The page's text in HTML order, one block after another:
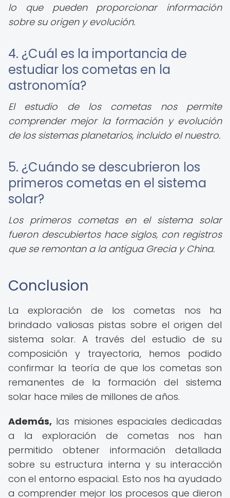
lo que pueden proporcionar información
sobre su origen y evolución.
4. ¿Cuál es la importancia de
estudiar los cometas en la
astronomía?
El estudio de los cometas nos permite
comprender mejor la formación y evolución
de los sistemas planetarios, incluido el nuestro.
5. ¿Cuándo se descubrieron los
primeros cometas en el sistema
solar?
Los primeros cometas en el sistema solar
fueron descubiertos hace siglos, con registros
que se remontan a la antigua Grecia y China.
Conclusion
La exploración de los cometas nos ha
brindado valiosas pistas sobre el origen del
sistema solar. A través del estudio de su
composición y trayectoria, hemos podido
confirmar la teoría de que los cometas son
remanentes de la formación del sistema
solar hace miles de millones de años.
Además, las misiones espaciales dedicadas
a la exploración de cometas nos han
permitido obtener información detallada
sobre su estructura interna y su interacción
con el entorno espacial. Esto nos ha ayudado
a comprender mejor los procesos que dieron